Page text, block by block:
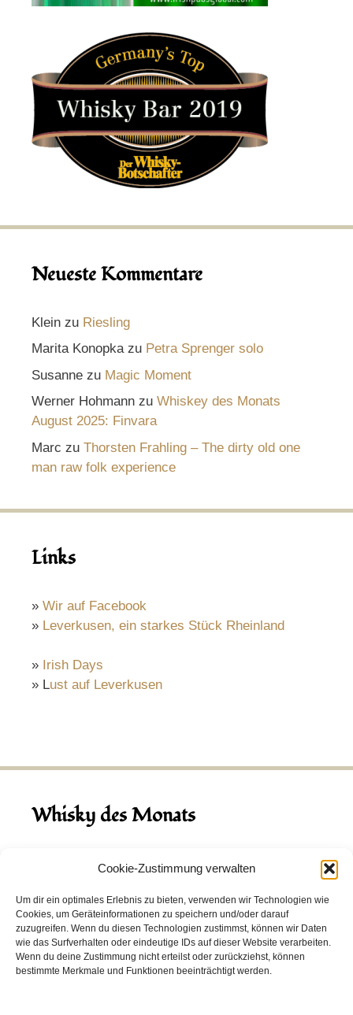
Cookie-Zustimmung verwalten
Um dir ein optimales Erlebnis zu bieten, verwenden wir Technologien wie
Cookies, um Geräteinformationen zu speichern und/oder darauf
zuzugreifen. Wenn du diesen Technologien zustimmst, können wir Daten
wie das Surfverhalten oder eindeutige IDs auf dieser Website verarbeiten.
Wenn du deine Zustimmung nicht erteilst oder zurückziehst, können
bestimmte Merkmale und Funktionen beeinträchtigt werden.
Neueste Kommentare
Klein zu Riesling
Marita Konopkazu Petra Sprenger solo
Susanne zu Magic Moment
Werner Hohmann zu Whiskey des Monats
August 2025: Finvara
Marc zu Thorsten Frahling – The dirty old one
man raw folk experience
Links
» Wir auf Facebook
» Leverkusen, ein starkes Stück Rheinland
» Irish Days
» Lust auf Leverkusen
Whisky des Monats
August 2026
Hinch Double Wood
Destillerie:Hinch(Irland)
Single Malt, 43.0%
Peated: Nein